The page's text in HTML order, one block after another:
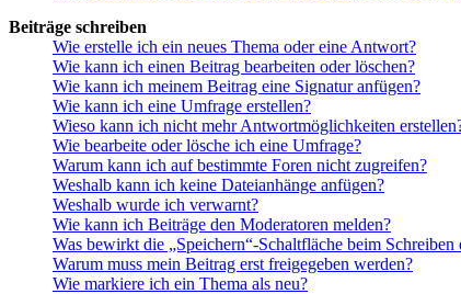
Beiträge schreiben
Wie erstelle ich ein neues Thema oder eine Antwort?
Wie kann ich einen Beitrag bearbeiten oder löschen?
Wie kann ich meinem Beitrag eine Signatur anfügen?
Wie kann ich eine Umfrage erstellen?
Wieso kann ich nicht mehr Antwortmöglichkeiten
Wie bearbeite oder lösche ich eine Umfrage?
Warum kann ich auf bestimmte Foren nicht zugreifen?
Weshalb kann ich keine Dateianhänge anfügen?
Weshalb wurde ich verwarnt?
Wie kann ich Beiträge den Moderatoren melden?
Was bewirkt die „Speichern“-Schaltfläche beim Schreiben
Warum muss mein Beitrag erst freigegeben werden?
Wie markiere ich ein Thema als neu?